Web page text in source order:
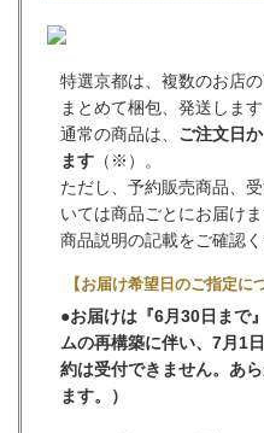
特選京都は、複数のお店
まとめて梱包、発送しま
通常の商品は、 ご注文日
ます （※）。
ただし、予約販売商品、
いては商品ごとにお届け
商品説明の記載をご確認く
【お届け希望日のご指定に
●お届けは『6月30日まで
ムの再構築に伴い、7月1
約は受付できません。あ
ます。）